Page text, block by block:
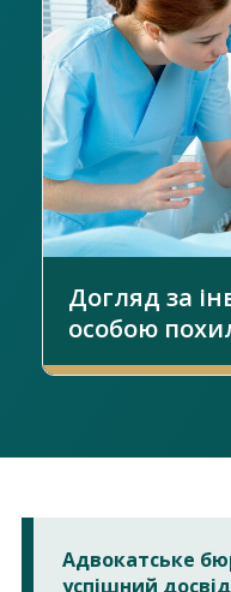
Догляд за
особою
Адвокатське
успішний досвід